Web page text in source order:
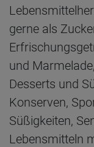
gerne als
und
Desserts und
Konserven,
Süßigkeiten,
Lebensmitteln